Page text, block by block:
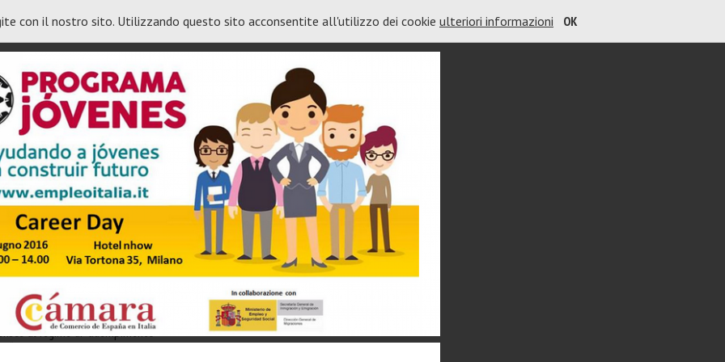
con il nostro sito. Utilizzando questo sito acconsentite all'utilizzo dei cookie ulteriori informazioni OK
corrispettivi: dalle Entrate i
esonerati
di consulenza giuridica, l’Agenzia delle Entrate
dei distributori automatici, s [...]more
per favorire lo sviluppo
ha prorogato - fino al 31 dicembre 2017 - il maxi
di beni materiali nuovi strumentali all&rs [...]more
modello TR – rimborsi senza
al regime di “adempimento
“programma di assistenza”